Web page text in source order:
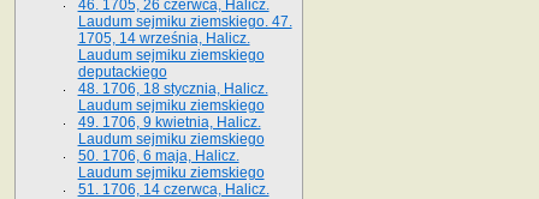
46. 1705, 26 czerwca, Halicz.
Laudum sejmiku ziemskiego. 47.
1705, 14 września, Halicz.
Laudum sejmiku ziemskiego
deputackiego
48. 1706, 18 stycznia, Halicz.
Laudum sejmiku ziemskiego
49. 1706, 9 kwietnia, Halicz.
Laudum sejmiku ziemskiego
50. 1706, 6 maja, Halicz.
Laudum sejmiku ziemskiego
51. 1706, 14 czerwca, Halicz.